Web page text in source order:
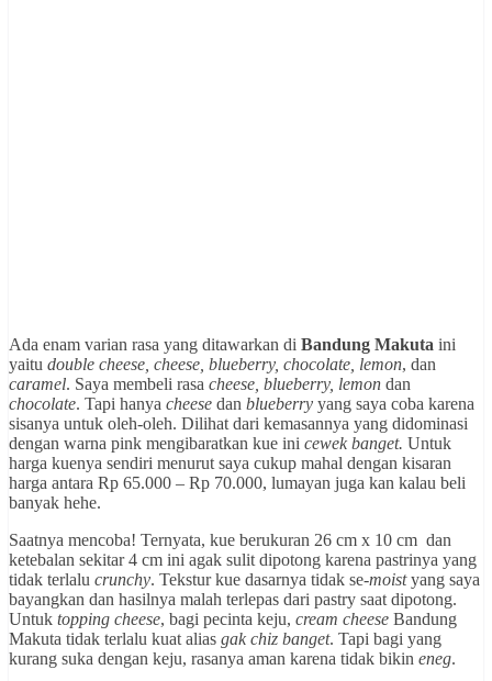
Ada enam varian rasa yang ditawarkan di Bandung Makuta ini
yaitu double cheese, cheese, blueberry, chocolate, lemon, dan
caramel. Saya membeli rasa cheese, blueberry, lemon dan
chocolate. Tapi hanya cheese dan blueberry yang saya coba karena
sisanya untuk oleh-oleh. Dilihat dari kemasannya yang didominasi
dengan warna pink mengibaratkan kue ini cewek banget. Untuk
harga kuenya sendiri menurut saya cukup mahal dengan kisaran
harga antara Rp 65.000 – Rp 70.000, lumayan juga kan kalau beli
banyak hehe.
Saatnya mencoba! Ternyata, kue berukuran 26 cm x 10 cm dan
ketebalan sekitar 4 cm ini agak sulit dipotong karena pastrinya yang
tidak terlalu crunchy. Tekstur kue dasarnya tidak se-moistyang saya
bayangkan dan hasilnya malah terlepas dari pastry saat dipotong.
Untuk topping cheese, bagi pecinta keju, cream cheese Bandung
Makuta tidak terlalu kuat alias gak chiz banget. Tapi bagi yang
kurang suka dengan keju, rasanya aman karena tidak bikin eneg.